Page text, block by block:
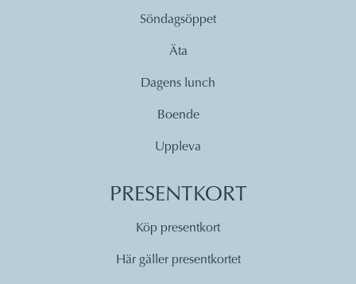
Söndagsöppet
Äta
Dagens lunch
Boende
Uppleva
PRESENTKORT
Köp presentkort
Här gäller presentkortet